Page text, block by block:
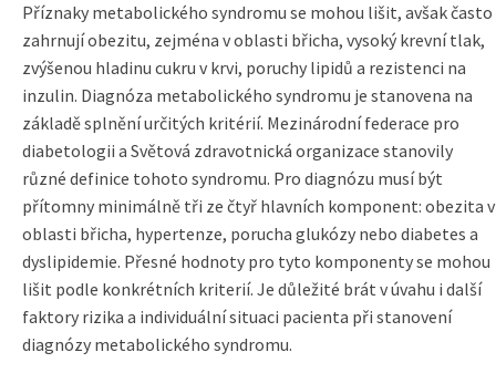
Příznaky metabolického syndromu se mohou lišit, avšak často
zahrnují obezitu, zejména v oblasti břicha, vysoký krevní tlak,
zvýšenou hladinu cukru v krvi, poruchy lipidů a rezistenci na
inzulin. Diagnóza metabolického syndromu je stanovena na
základě splnění určitých kritérií. Mezinárodní federace pro
diabetologii a Světová zdravotnická organizace stanovily
různé definice tohoto syndromu. Pro diagnózu musí být
přítomny minimálně tři ze čtyř hlavních komponent: obezita v
oblasti břicha, hypertenze, porucha glukózy nebo diabetes a
dyslipidemie. Přesné hodnoty pro tyto komponenty se mohou
lišit podle konkrétních kriterií. Je důležité brát v úvahu i další
faktory rizika a individuální situaci pacienta při stanovení
diagnózy metabolického syndromu.